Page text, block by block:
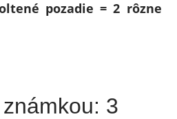
pozadie = 2 rôzne
3